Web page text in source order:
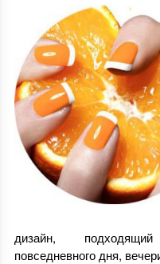
дизайн,
повседневного дня,